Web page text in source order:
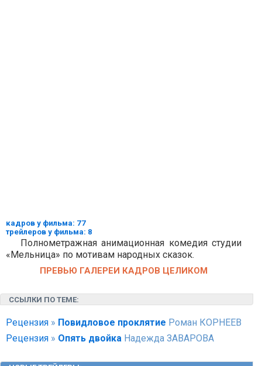
кадров у фильма: 77
трейлеров у фильма: 8
Полнометражная анимационная комедия студии
«Мельница» по мотивам народных сказок.
ПРЕВЬЮ ГАЛЕРЕИ КАДРОВ ЦЕЛИКОМ
ССЫЛКИ ПО ТЕМЕ:
Рецензия » Повидловое проклятие Роман КОРНЕЕВ
Рецензия » Опять двойка Надежда ЗАВАРОВА